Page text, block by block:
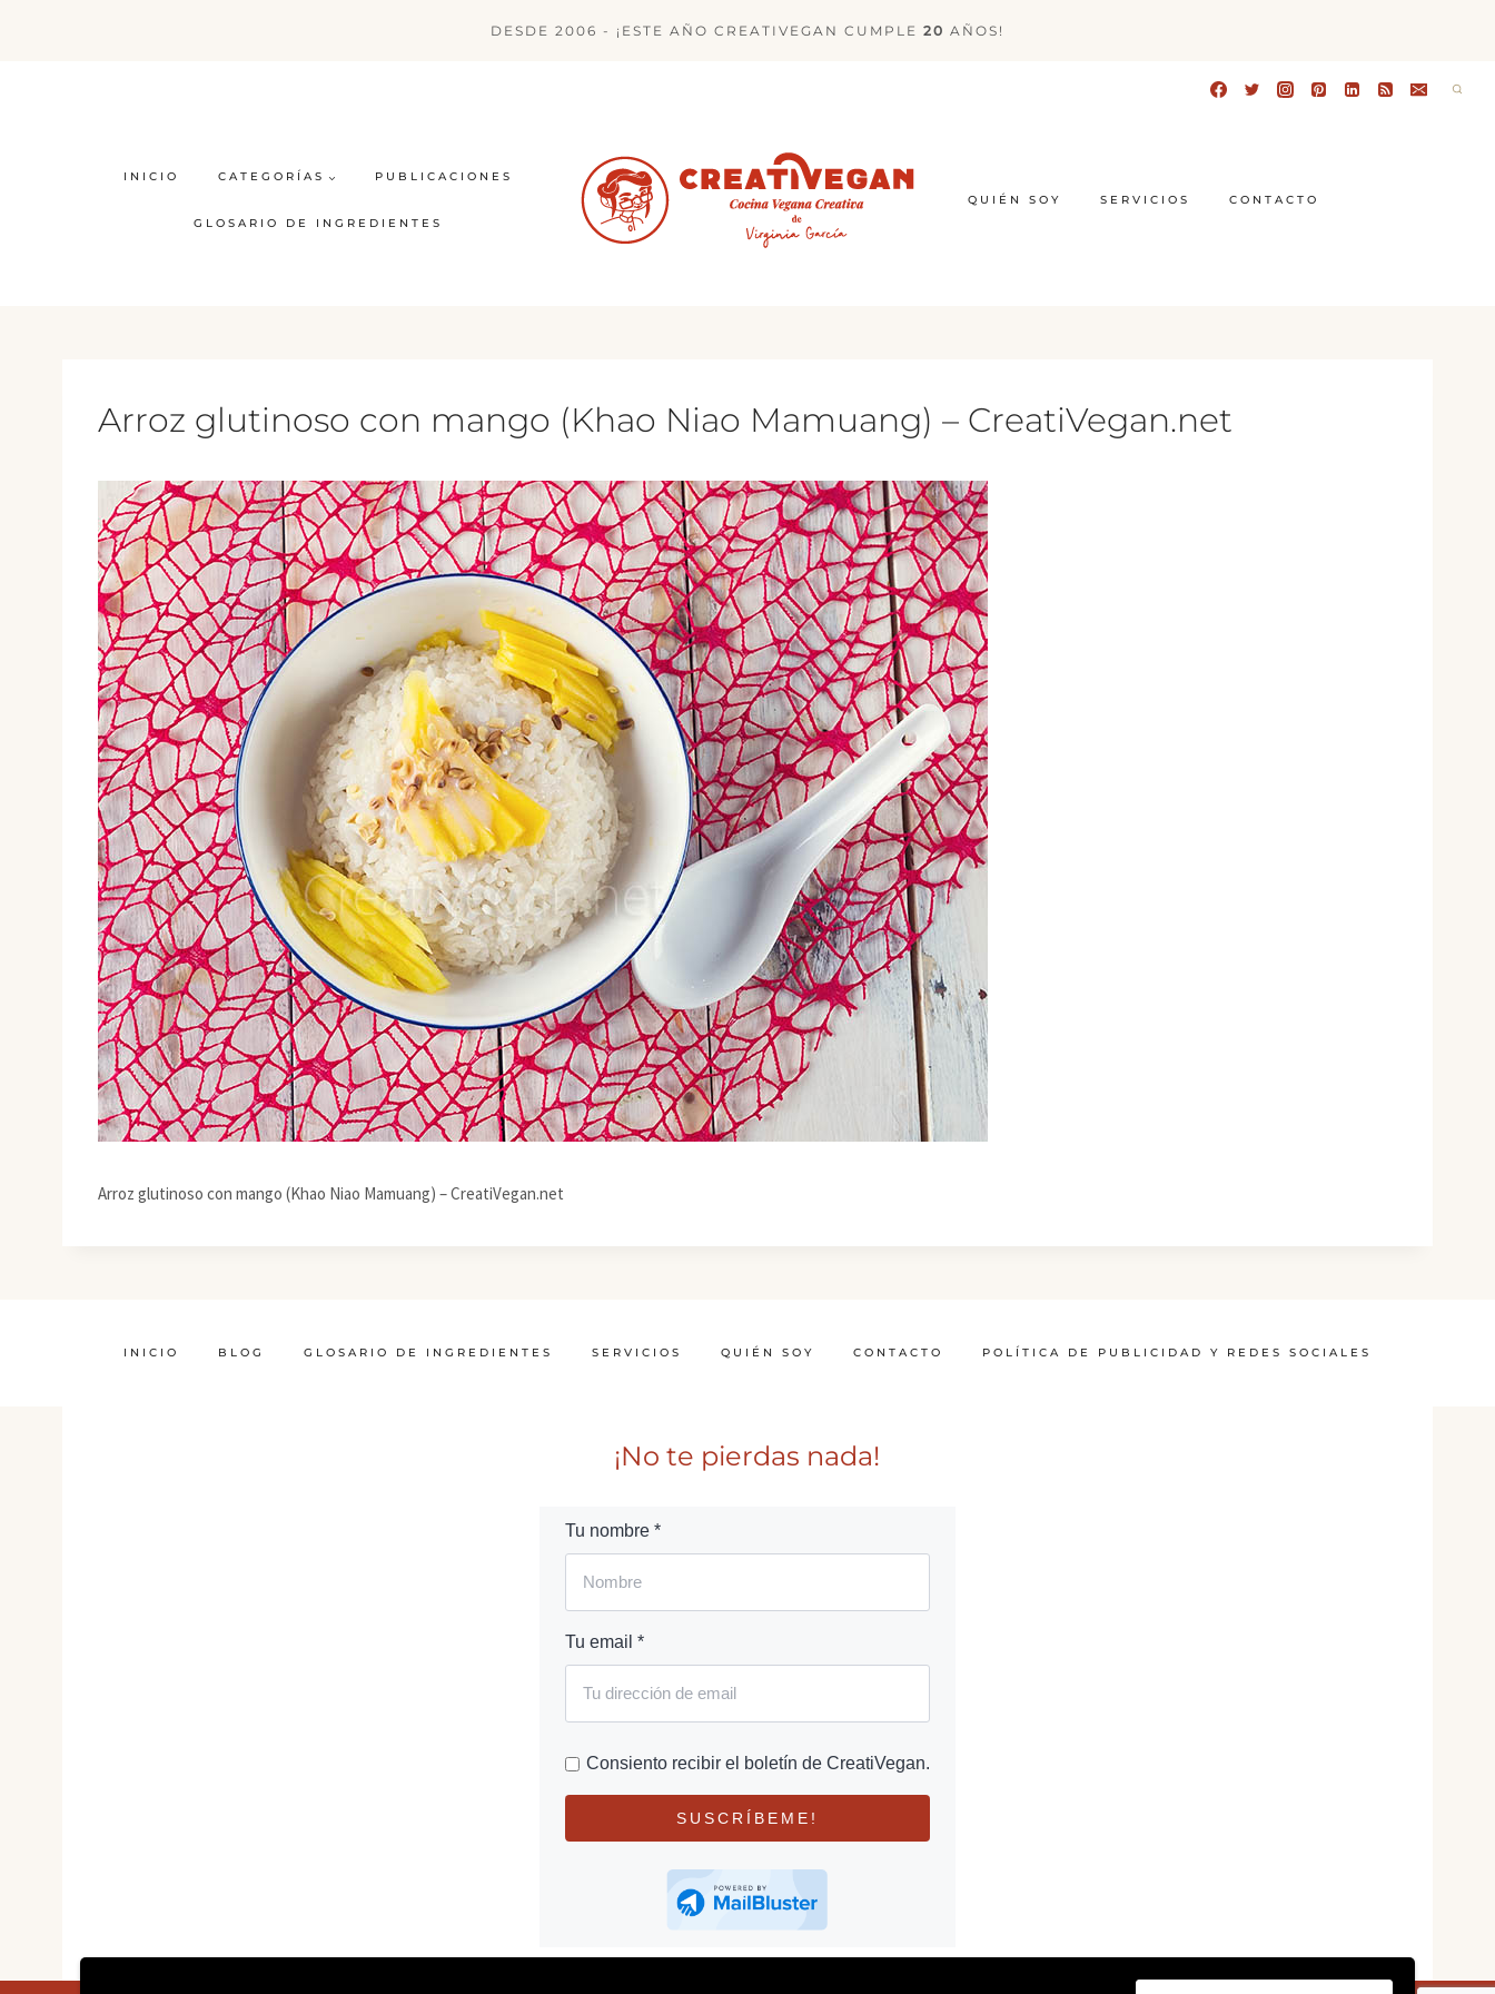
DESDE 2006 - ¡ESTE AÑO CREATIVEGAN CUMPLE 20 AÑOS!
INICIO CATEGORÍAS PUBLICACIONES
GLOSARIO DE INGREDIENTES
QUIÉN SOY SERVICIOS CONTACTO
Arroz glutinoso con mango (Khao Niao Mamuang) – CreatiVegan.net
Arroz glutinoso con mango (Khao Niao Mamuang) – CreatiVegan.net
INICIO BLOG GLOSARIO DE INGREDIENTES SERVICIOS QUIÉN SOY CONTACTO POLÍTICA DE PUBLICIDAD Y REDES SOCIALES
¡No te pierdas nada!
Tu nombre *
Tu email *
Consiento recibir el boletín de CreatiVegan.
SUSCRÍBEME!